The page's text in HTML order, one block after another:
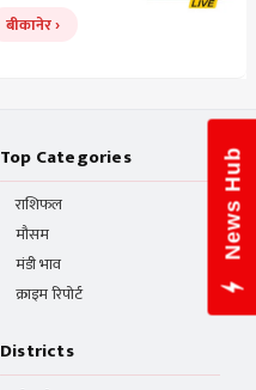
बीकानेर
Top Categories
राशिफल
मौसम
मंडी भाव
क्राइम रिपोर्ट
Districts
News Hub